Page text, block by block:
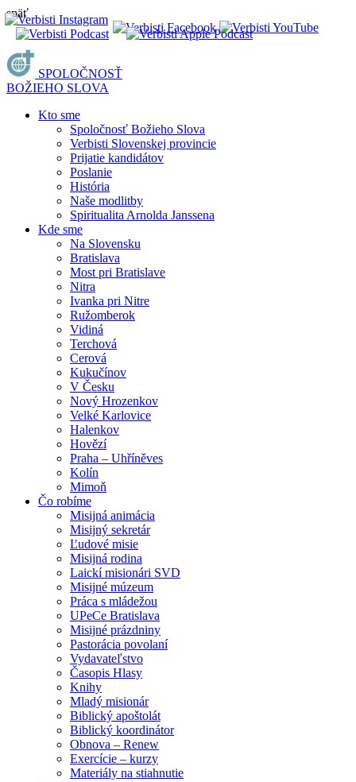
späť
SPOLOČNOSŤ
BOŽIEHO SLOVA
Kto sme
Spoločnosť Božieho Slova
Verbisti Slovenskej provincie
Prijatie kandidátov
Poslanie
História
Naše modlitby
Spiritualita Arnolda Janssena
Kde sme
Na Slovensku
Bratislava
Most pri Bratislave
Nitra
Ivanka pri Nitre
Ružomberok
Vidiná
Terchová
Cerová
Kukučínov
V Česku
Nový Hrozenkov
Velké Karlovice
Halenkov
Hovězí
Praha – Uhříněves
Kolín
Mimoň
Čo robíme
Misijná animácia
Misijný sekretár
Ľudové misie
Misijná rodina
Laickí misionári SVD
Misijné múzeum
Práca s mládežou
UPeCe Bratislava
Misijné prázdniny
Pastorácia povolaní
Vydavateľstvo
Časopis Hlasy
Knihy
Mladý misionár
Biblický apoštolát
Biblický koordinátor
Obnova – Renew
Exercície – kurzy
Materiály na stiahnutie